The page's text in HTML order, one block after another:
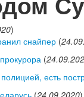
)
снайпер (
(
есть
(24.09.2020)